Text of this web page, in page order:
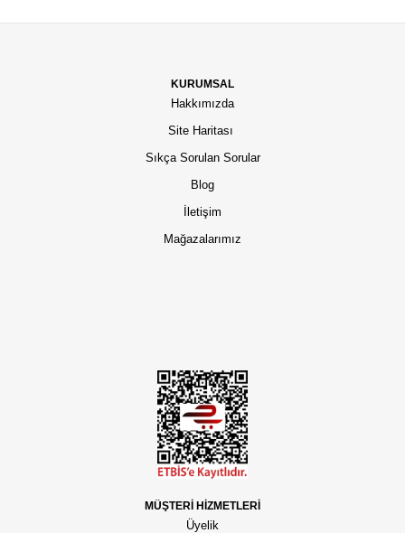
KURUMSAL
Hakkımızda
Site Haritası
Sıkça Sorulan Sorular
Blog
İletişim
Mağazalarımız
MÜŞTERİ HİZMETLERİ
Üyelik